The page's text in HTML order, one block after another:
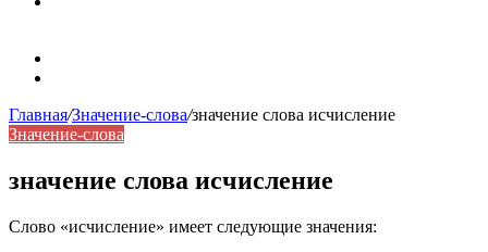
Главная/Значение-слова/значение слова исчисление
Значение-слова
значение слова исчисление
Слово «исчисление» имеет следующие значения: